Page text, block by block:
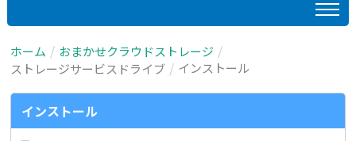
ホーム
おまかせクラウドストレージ
ストレージサービスドライブ
インストール
インストール